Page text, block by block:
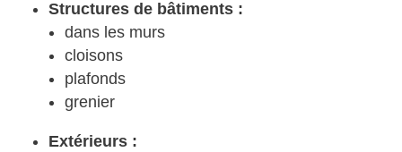
Structures de bâtiments :
dans les murs
cloisons
plafonds
grenier
Extérieurs :